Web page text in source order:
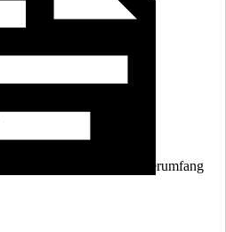
Sitz sind nicht im Lieferumfang